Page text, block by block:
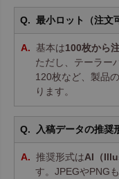
最小ロット（注文
基本は100枚から
ただし、テーラー
120枚など、製品
ります。
入稿データの推奨
推奨形式はAI（
す。JPEGやPNG